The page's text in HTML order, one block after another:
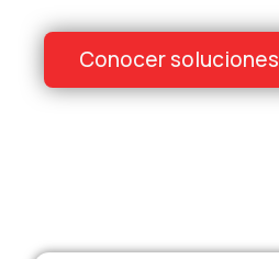
Conocer soluciones